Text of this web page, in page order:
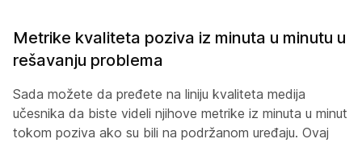
Metrike kvaliteta poziva iz minuta u minutu u
rešavanju problema
Sada možete da pređete na liniju kvaliteta medija
učesnika da biste videli njihove metrike iz minuta u minut
tokom poziva ako su bili na podržanom uređaju. Ovaj